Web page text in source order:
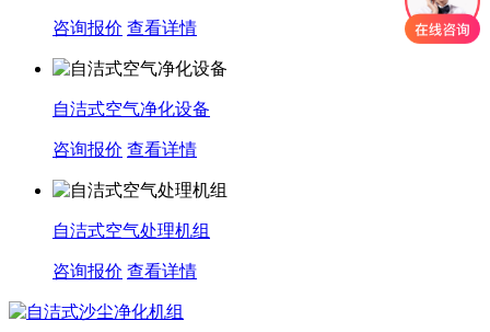
咨询报价 查看详情
自洁式空气净化设备
咨询报价 查看详情
自洁式空气处理机组
咨询报价 查看详情